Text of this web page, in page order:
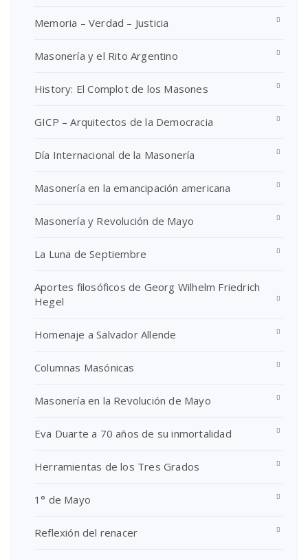
Memoria – Verdad – Justicia
Masonería y el Rito Argentino
History: El Complot de los Masones
GICP – Arquitectos de la Democracia
Día Internacional de la Masonería
Masonería en la emancipación americana
Masonería y Revolución de Mayo
La Luna de Septiembre
Aportes filosóficos de Georg Wilhelm Friedrich
Hegel
Homenaje a Salvador Allende
Columnas Masónicas
Masonería en la Revolución de Mayo
Eva Duarte a 70 años de su inmortalidad
Herramientas de los Tres Grados
1° de Mayo
Reflexión del renacer